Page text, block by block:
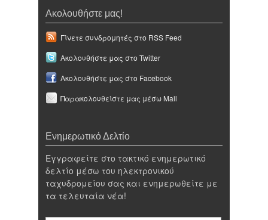
Ακολουθήστε μας!
Γίνετε συνδρομητές στο RSS Feed
Ακολουθήστε μας στο Twitter
Ακολουθήστε μας στο Facebook
Παρακολουθείστε μας μέσω Mail
Ενημερωτικό Δελτίο
Εγγραφείτε στο τακτικό ενημερωτικό
δελτίο μέσω του ηλεκτρονικού
ταχυδρομείου σας και ενημερωθείτε με
τα τελευταία νέα!